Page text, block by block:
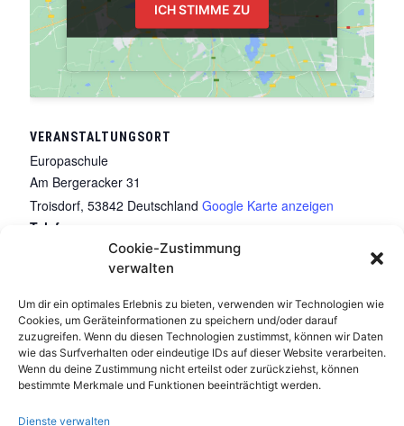
Cookie-Zustimmung
verwalten
Um dir ein optimales Erlebnis zu bieten, verwenden wir Technologien wie
Cookies, um Geräteinformationen zu speichern und/oder darauf
zuzugreifen. Wenn du diesen Technologien zustimmst, können wir Daten
wie das Surfverhalten oder eindeutige IDs auf dieser Website verarbeiten.
Wenn du deine Zustimmung nicht erteilst oder zurückziehst, können
bestimmte Merkmale und Funktionen beeinträchtigt werden.
Dienste verwalten
VERANSTALTUNGSORT
Europaschule
Am Bergeracker 31
Troisdorf, 53842 Deutschland Google Karte anzeigen
Telefon
(02241) 82883
Veranstaltungsort-Website anzeigen
ICH STIMME ZU
ICH STIMME ZU
Schach in der Stadtbibliothek Schach-Camp 2022 (2. Tag)